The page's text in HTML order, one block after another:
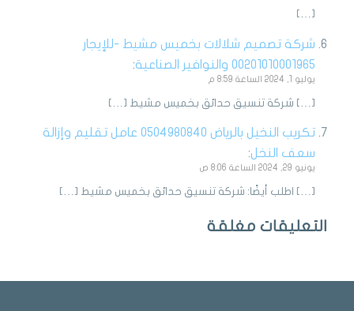
[…]
شركة تصميم شلالات بخميس مشيط -للإيجار
00201010001965 والنوافير الصناعية
:
يوليو 1, 2024 الساعة 8:59 م
[…] شركة تنسيق حدائق بخميس مشيط […]
تكريب النخيل بالرياض 0504980840 عامل تقليم وإزالة
سعف النخل:
يونيو 29, 2024 الساعة 8:06 ص
[…] اطلب أيضًا: شركة تنسيق حدائق بخميس مشيط […]
التعليقات مغلقة